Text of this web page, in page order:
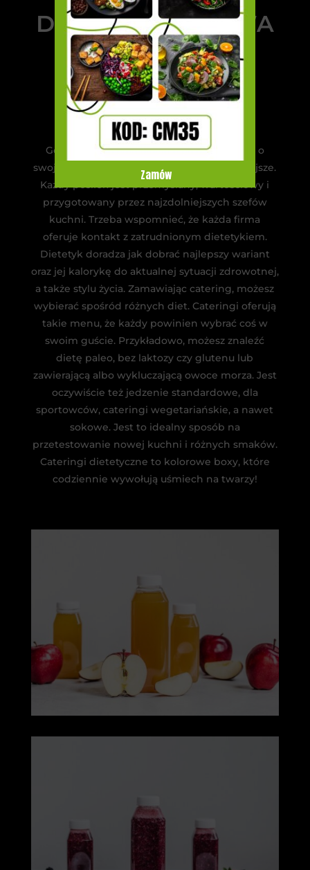
DIETA PUDEŁKOWA
– METODA NA
LEPSZE
SAMOPOCZUCIE
Gotowe dania upraszczają również dbanie o
swoje zdrowie, które jest przecież najważniejsze.
Każdy posiłek jest przemyślany, wartościowy i
przygotowany przez najzdolniejszych szefów
kuchni. Trzeba wspomnieć, że każda firma
oferuje kontakt z zatrudnionym dietetykiem.
Dietetyk doradza jak dobrać najlepszy wariant
oraz jej kalorykę do aktualnej sytuacji zdrowotnej,
a także stylu życia. Zamawiając catering, możesz
wybierać spośród różnych diet. Cateringi oferują
takie menu, że każdy powinien wybrać coś w
swoim guście. Przykładowo, możesz znaleźć
dietę paleo, bez laktozy czy glutenu lub
zawierającą albo wykluczającą owoce morza. Jest
oczywiście też jedzenie standardowe, dla
sportowców, cateringi wegetariańskie, a nawet
sokowe. Jest to idealny sposób na
przetestowanie nowej kuchni i różnych smaków.
Cateringi dietetyczne to kolorowe boxy, które
codziennie wywołują uśmiech na twarzy!
Zamów